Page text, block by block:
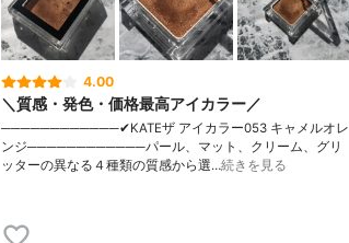
4.00
＼質感・発色・価格最高アイカラー／
────────────✔︎KATEザ アイカラー053 キャメルオレ
ンジ────────────パール、マット、クリーム、グリ
ッターの異なる４種類の質感から選…続きを見る